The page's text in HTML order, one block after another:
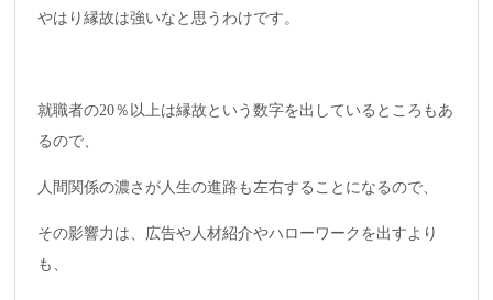
やはり縁故は強いなと思うわけです。
就職者の20％以上は縁故という数字を出しているところもあ
るので、
人間関係の濃さが人生の進路も左右することになるので、
その影響力は、広告や人材紹介やハローワークを出すより
も、